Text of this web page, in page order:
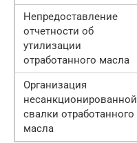
Непредоставление
отчетности об
утилизации
отработанного масла
Организация
несанкционированной
свалки отработанного
масла